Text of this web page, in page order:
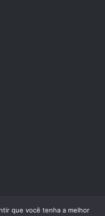
que você tenha a melhor